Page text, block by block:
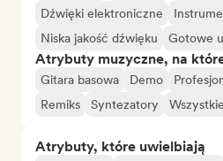
Dźwięki elektroniczne
Niska jakość dźwięku
Gotowe
Atrybuty muzyczne, na
Gitara basowa Demo
Remiks
Syntezatory
Atrybuty, które uwielbiają